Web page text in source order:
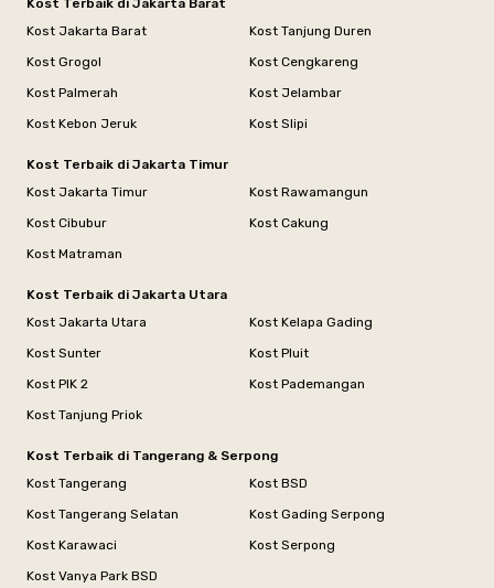
Kost Jakarta Barat
Kost Tanjung Duren
Kost Grogol
Kost Cengkareng
Kost Palmerah
Kost Jelambar
Kost Kebon Jeruk
Kost Slipi
Kost Terbaik di Jakarta Timur
Kost Jakarta Timur
Kost Rawamangun
Kost Cibubur
Kost Cakung
Kost Matraman
Kost Terbaik di Jakarta Utara
Kost Jakarta Utara
Kost Kelapa Gading
Kost Sunter
Kost Pluit
Kost PIK 2
Kost Pademangan
Kost Tanjung Priok
Kost Terbaik di Tangerang & Serpong
Kost Tangerang
Kost BSD
Kost Tangerang Selatan
Kost Gading Serpong
Kost Karawaci
Kost Serpong
Kost Vanya Park BSD